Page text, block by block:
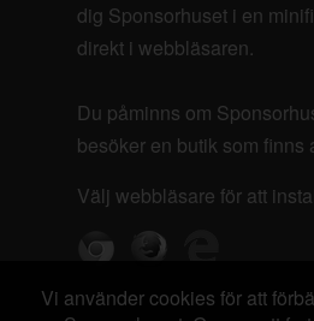
dig Sponsorhuset i en
direkt i webbläsaren.
Du påminns om
besöker en butik som finns
Välj webbläsare för att
Vi använder cookies för att